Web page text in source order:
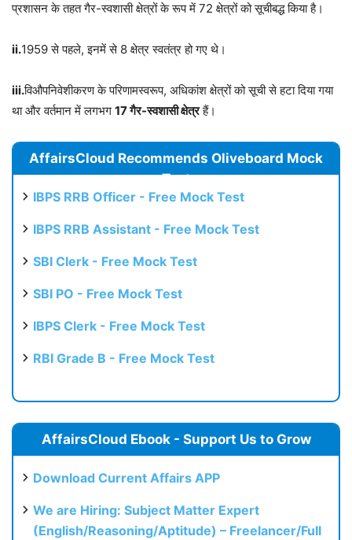
प्रशासन के तहत गैर-स्वशासी क्षेत्रों के रूप में 72 क्षेत्रों को सूचीबद्ध किया है।
ii.1959 से पहले, इनमें से 8 क्षेत्र स्वतंत्र हो गए थे।
iii.विऔपनिवेशीकरण के परिणामस्वरूप, अधिकांश क्षेत्रों को सूची से हटा दिया गया
था और वर्तमान में लगभग 17गैर-स्वशासी क्षेत्रहैं।
AffairsCloud Recommends Oliveboard Mock
Test
IBPS RRB Officer - Free Mock Test
IBPS RRB Assistant - Free Mock Test
SBI Clerk - Free Mock Test
SBI PO - Free Mock Test
IBPS Clerk - Free Mock Test
RBI Grade B - Free Mock Test
AffairsCloud Ebook - Support Us to Grow
Download Current Affairs APP
We are Hiring: Subject Matter Expert
(English/Reasoning/Aptitude) – Freelancer/Full